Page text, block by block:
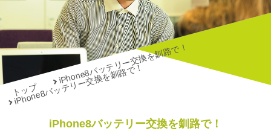
トップ
iPhone8バッテリー交換を釧路で！
iPhone8バッテリー交換を釧路で！
iPhone8バッテリー交換を釧路で！